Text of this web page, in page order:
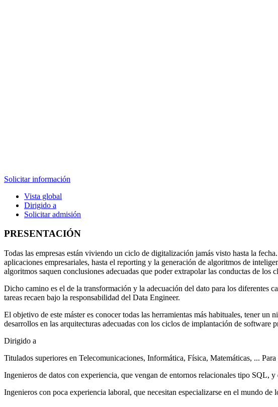
Solicitar información
Vista global
Dirigido a
Solicitar admisión
PRESENTACIÓN
Todas las empresas están viviendo un ciclo de digitalización jamás visto hasta la
aplicaciones empresariales, hasta el reporting y la generación de algoritmos de
algoritmos saquen conclusiones adecuadas que poder extrapolar las conductas de los
Dicho camino es el de la transformación y la adecuación del dato para los diferentes
tareas recaen bajo la responsabilidad del Data Engineer.
El objetivo de este máster es conocer todas las herramientas más habituales, tener
desarrollos en las arquitecturas adecuadas con los ciclos de implantación de
Dirigido a
Titulados superiores en Telecomunicaciones, Informática, Física, Matemáticas, ...
Ingenieros de datos con experiencia, que vengan de entornos relacionales tipo SQL,
Ingenieros con poca experiencia laboral, que necesitan especializarse en el mundo de